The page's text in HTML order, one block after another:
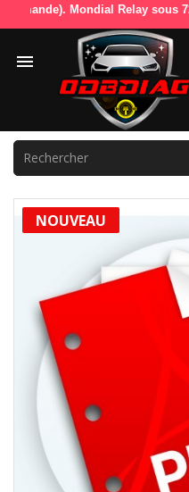
Mondial Relay sous

NOUVEAU